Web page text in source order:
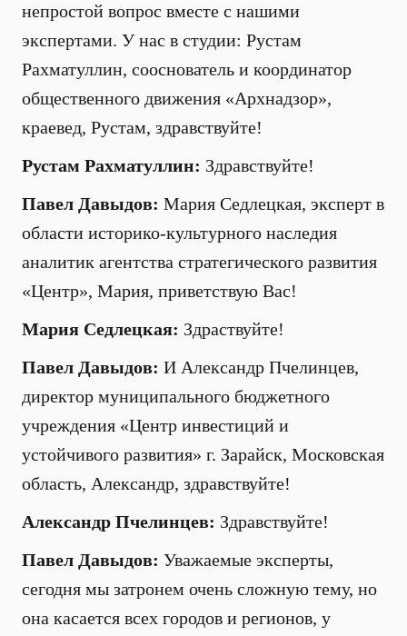
непростой вопрос вместе с нашими
экспертами. У нас в студии: Рустам
Рахматуллин, сооснователь и координатор
общественного движения «Архнадзор»,
краевед, Рустам, здравствуйте!
Рустам Рахматуллин: Здравствуйте!
Павел Давыдов: Мария Седлецкая, эксперт в
области историко-культурного наследия
аналитик агентства стратегического развития
«Центр», Мария, приветствую Вас!
Мария Седлецкая: Здраствуйте!
Павел Давыдов: И Александр Пчелинцев,
директор муниципального бюджетного
учреждения «Центр инвестиций и
устойчивого развития» г. Зарайск, Московская
область, Александр, здравствуйте!
Александр Пчелинцев: Здравствуйте!
Павел Давыдов: Уважаемые эксперты,
сегодня мы затронем очень сложную тему, но
она касается всех городов и регионов, у